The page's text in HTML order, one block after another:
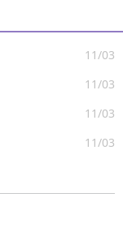
11/03
11/03
11/03
11/03